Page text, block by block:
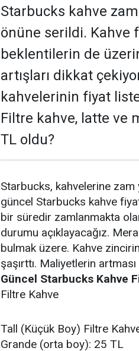
Starbucks kahve
önüne serildi. Kahve
beklentilerin de
artışları dikkat
kahvelerinin fiyat
Filtre kahve, latte ve
TL oldu?
Starbucks, kahvelerine
güncel Starbucks kahve
bir süredir zamlanmakta
durumu açıklayacağız.
bulmak üzere. Kahve
şaşırttı. Maliyetlerin
Güncel Starbucks Kahve
Filtre Kahve
Tall (Küçük Boy) Filtre
Grande (orta boy): 25 TL